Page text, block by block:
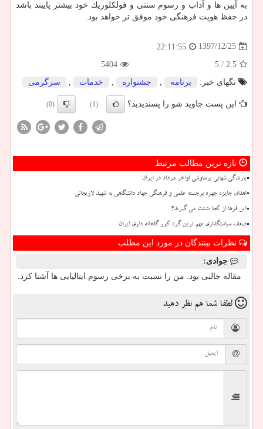
به آیین ها و آداب و رسوم سنتی و فولكلوریك خود بیشتر پایبند باشد
در حفظ هویت فرهنگی خود موفق تر خواهد بود.
1397/12/25
22:11:55
2.5
/ 5
5404
تگهای خبر:
برنامه , جشنواره , خدمات , سرگرمی
این پست جاوید شو را پسندیدید؟ (1)
(0)
تازه ترین مطالب مرتبط
بارندگی شهابی برساوشی اواخر مرداد در ایران
اهدای جایزه چهره برجسته علمی و فرهنگی جهاد دانشگاهی به شهید لاریجانی
این فرها از کجا نشئت می گیرند؟
ضعف سیاستگذاری مهم ترین گره کور گلخانه داری ایران
نظرات بینندگان در مورد این مطلب
جوادی:
مقاله جالبی بود. من را نسبت به برخی رسوم ایتالیایی ها آشنا کرد.
لطفا شما هم نظر دهید